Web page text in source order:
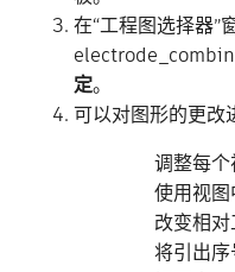
在“工程图选择器”
定。
可以对图形的更改
调整每个
使用视图
改变相对
将引出